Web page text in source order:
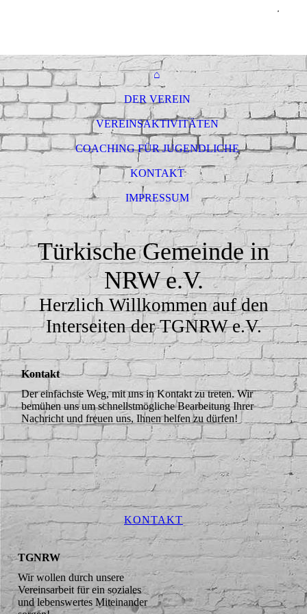
⌂
DER VEREIN
VEREINSAKTIVITÄTEN
COACHING FÜR JUGENDLICHE
KONTAKT
IMPRESSUM
Türkische Gemeinde in
NRW e.V.
Herzlich Willkommen auf den
Interseiten der TGNRW e.V.
Kontakt
Der einfachste Weg, mit uns in Kontakt zu treten. Wir
bemühen uns um schnellstmögliche Bearbeitung Ihrer
Nachricht und freuen uns, Ihnen helfen zu dürfen!
KONTAKT
TGNRW
Wir wollen durch unsere
Vereinsarbeit für ein soziales
und lebenswertes Miteinander